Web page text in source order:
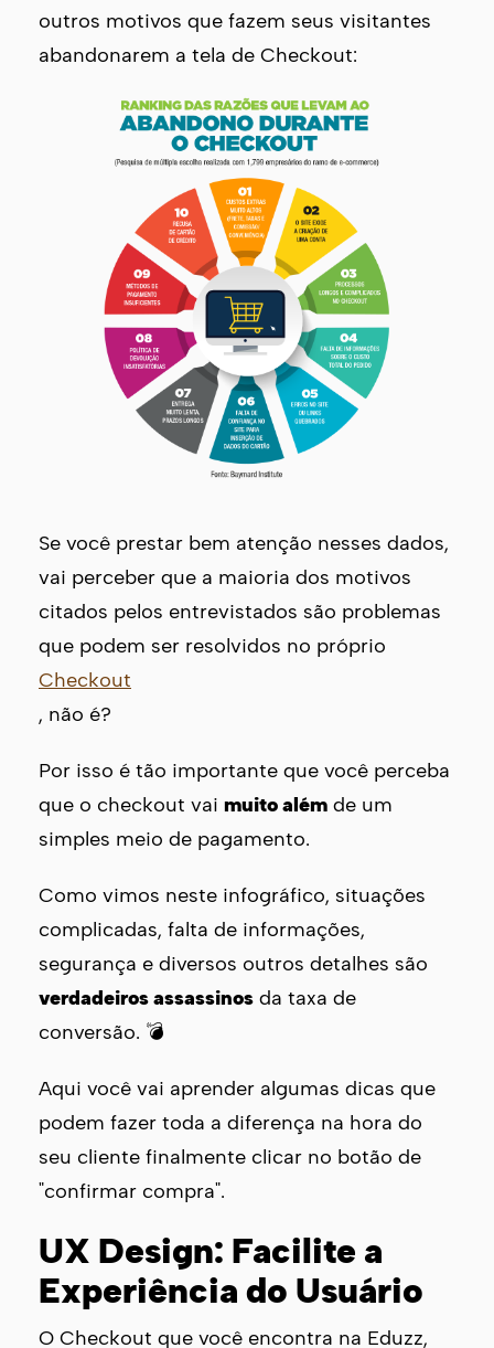
outros motivos que fazem seus visitantes
abandonarem a tela de Checkout:
Se você prestar bem atenção nesses dados,
vai perceber que a maioria dos motivos
citados pelos entrevistados são problemas
que podem ser resolvidos no próprio
Checkout
, não é?
Por isso é tão importante que você perceba
que o checkout vai muito além de um
simples meio de pagamento.
Como vimos neste infográfico, situações
complicadas, falta de informações,
segurança e diversos outros detalhes são
verdadeiros assassinos da taxa de
conversão. 💣
Aqui você vai aprender algumas dicas que
podem fazer toda a diferença na hora do
seu cliente finalmente clicar no botão de
"confirmar compra".
UX Design: Facilite a
Experiência do Usuário
O Checkout que você encontra na Eduzz,